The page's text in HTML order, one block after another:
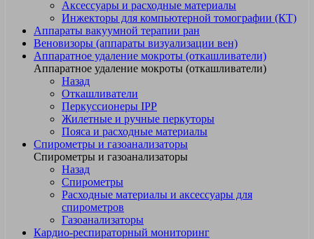
Аксессуары и расходные материалы
Инжекторы для компьютерной томографии (КТ)
Аппараты вакуумной терапии ран
Веновизоры (аппараты визуализации вен)
Аппаратное удаление мокроты (откашливатели)
Аппаратное удаление мокроты (откашливатели)
Назад
Откашливатели
Перкуссионеры IPP
Жилетные и ручные перкуторы
Пояса и расходные материалы
Спирометры и газоанализаторы
Спирометры и газоанализаторы
Назад
Спирометры
Расходные материалы и аксессуары для
спирометров
Газоанализаторы
Кардио-респираторный мониторинг